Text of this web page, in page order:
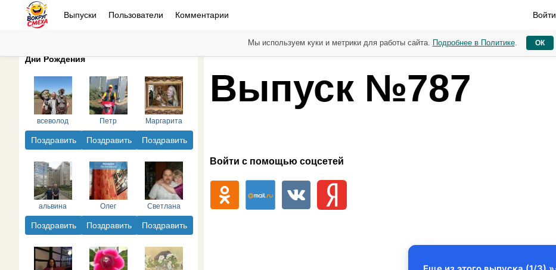
Выпуски Пользователи Комментарии Войти
Дни Рождения
всеволод
Поздравить
Петр
Поздравить
Маргарита
Поздравить
альвина
Поздравить
Олег
Поздравить
Светлана
Поздравить
Выпуск №787
Войти с помощью соцсетей
Мы используем куки и метрики для работы сайта. Подробнее в Политике. ОК